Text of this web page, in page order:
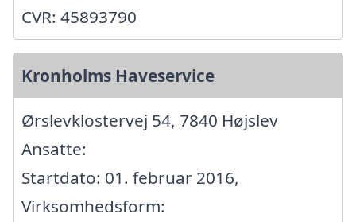
CVR: 45893790
Kronholms Haveservice
Ørslevklostervej 54, 7840 Højslev
Ansatte:
Startdato: 01. februar 2016,
Virksomhedsform: